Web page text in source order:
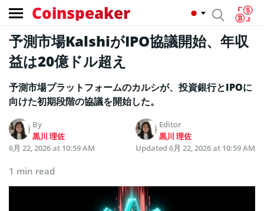
Coinspeaker
予測市場KalshiがIPO協議開始、年収
益は20億ドル超え
予測市場プラットフォームのカルシが、投資銀行とIPOに
向けた初期段階の協議を開始した。
By
黒川 理佐
Editor
黒川 理佐
6月 22, 2026 at 10:59 AM
Updated 6月 22, 2026 at 10:59 AM
1 min read